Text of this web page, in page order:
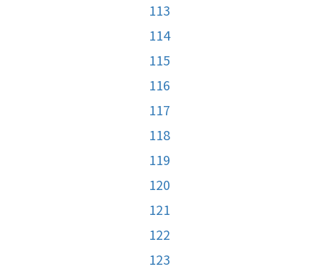
113
114
115
116
117
118
119
120
121
122
123